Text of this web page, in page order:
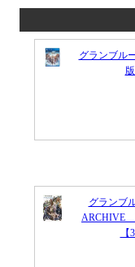
グランブル
グランブ
ARCHIVE